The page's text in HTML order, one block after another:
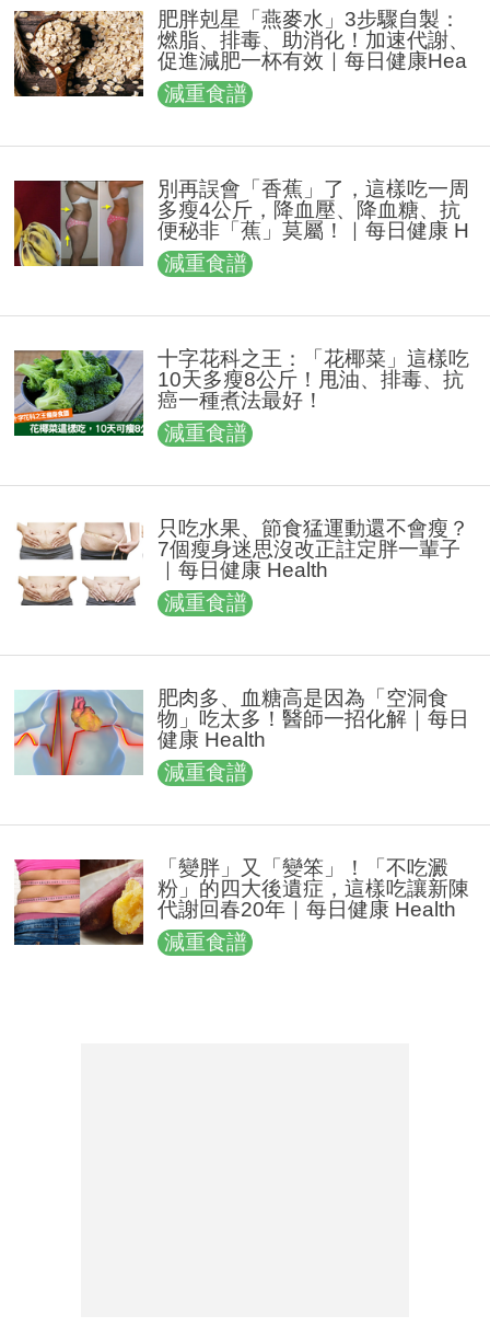
肥胖剋星「燕麥水」3步驟自製：
燃脂、排毒、助消化！加速代謝、
促進減肥一杯有效｜每日健康Hea
lth
減重食譜
別再誤會「香蕉」了，這樣吃一周
多瘦4公斤，降血壓、降血糖、抗
便秘非「蕉」莫屬！｜每日健康 H
ealth
減重食譜
十字花科之王：「花椰菜」這樣吃
10天多瘦8公斤！甩油、排毒、抗
癌一種煮法最好！
減重食譜
只吃水果、節食猛運動還不會瘦？
7個瘦身迷思沒改正註定胖一輩子
｜每日健康 Health
減重食譜
肥肉多、血糖高是因為「空洞食
物」吃太多！醫師一招化解｜每日
健康 Health
減重食譜
「變胖」又「變笨」！「不吃澱
粉」的四大後遺症，這樣吃讓新陳
代謝回春20年｜每日健康 Health
減重食譜